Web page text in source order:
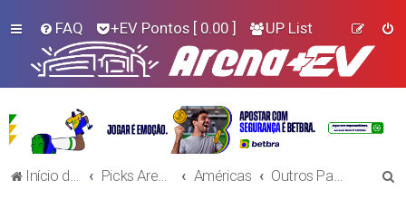
FAQ +EV Pontos [ 0.00 ] UP List
Início do Fórum! Américas